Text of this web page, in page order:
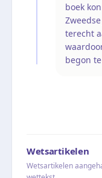
boek
terecht
begon
Wetsartikelen
Wetsartikelen